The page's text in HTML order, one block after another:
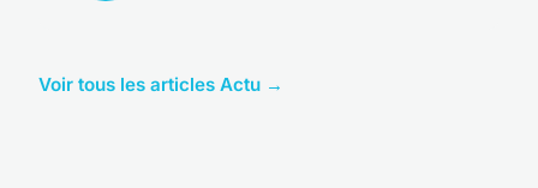
Voir tous les articles Actu →